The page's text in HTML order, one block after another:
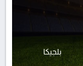
بلجيكا